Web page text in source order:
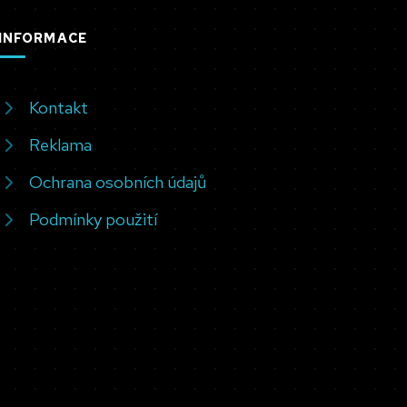
Kontakt
Reklama
Ochrana osobních údajů
Podmínky použití